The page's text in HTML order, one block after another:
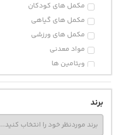
مکمل های کودکان
مکمل های گیاهی
مکمل های ورزشی
مواد معدنی
ویتامین ها
برند